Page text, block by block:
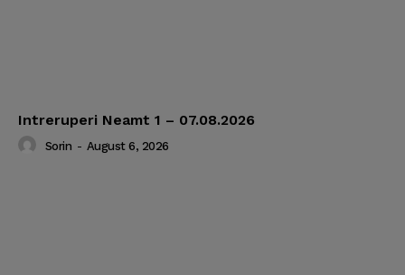
Intreruperi Neamt 1 – 07.08.2026
Sorin - August 6, 2026